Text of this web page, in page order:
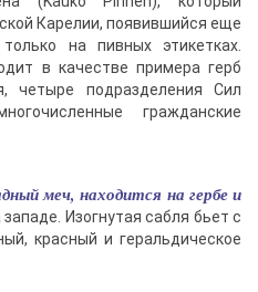
Карелии, появившийся еще
на пивных этикетках.
в качестве примера герб
четыре подразделения Сил
гражданские
меч, находится на гербе и
Изогнутая сабля бьет с
красный и геральдическое